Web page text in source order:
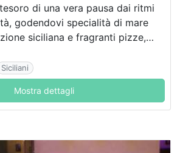
di una vera pausa dai ritmi
godendovi specialità di mare
siciliana e fragranti pizze,
Siciliani
Mostra dettagli